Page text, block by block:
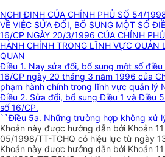
NGHỊ ĐỊNH CỦA CHÍNH PHỦ SỐ 54/
VỀ VIỆC SỬA ĐỔI, BỔ SUNG MỘT SỐ
16/CP NGÀY 20/3/1996 CỦA CHÍNH
HÀNH CHÍNH TRONG LĨNH VỰC QUẢN
QUAN
Điều 1. Nay sửa đổi, bổ sung một số
16/CP ngày 20 tháng 3 năm 1996 của
phạm hành chính trong lĩnh vực quản lý
Điều 2. Sửa đổi, bổ sung Điều 1 và Điều
số 16/CP.
``Điều 5a. Những trường hợp không xử
Khoản này được hướng dẫn bởi Khoản
05/1998/TT-TCHQ có hiệu lực từ ngày
Khoản này được hướng dẫn bởi Khoản